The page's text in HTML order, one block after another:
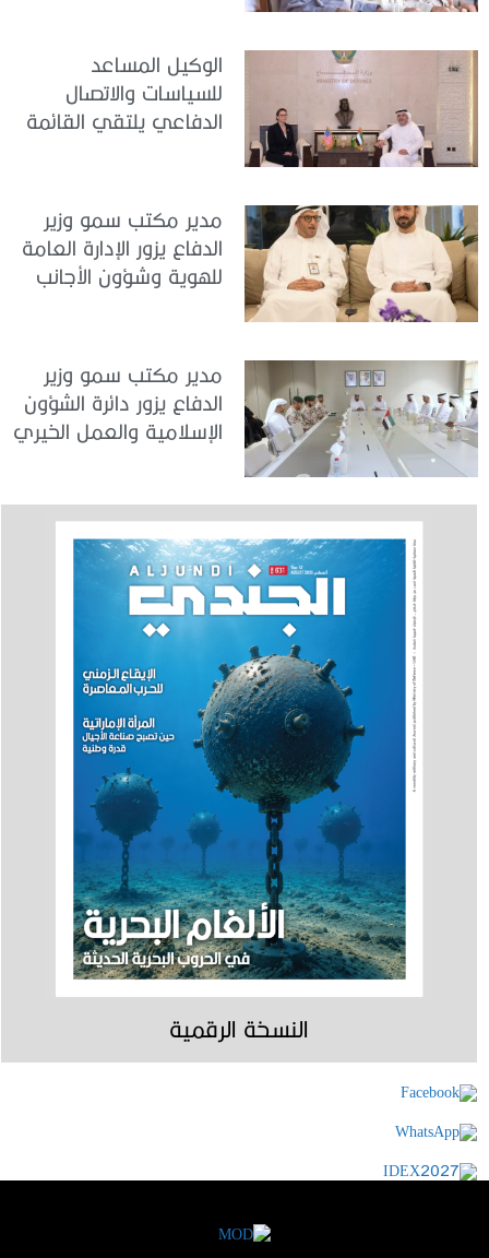
الوكيل المساعد
للسياسات والاتصال
الدفاعي يلتقي القائمة
مدير مكتب سمو وزير
الدفاع يزور الإدارة العامة
للهوية وشؤون الأجانب
مدير مكتب سمو وزير
الدفاع يزور دائرة الشؤون
الإسلامية والعمل الخيري
النسخة الرقمية